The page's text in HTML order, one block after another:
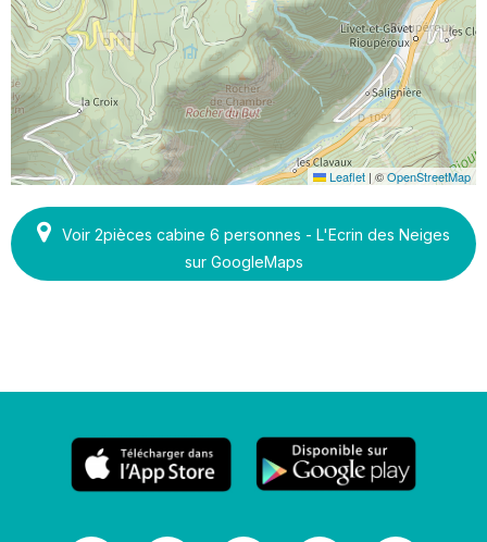
Leaflet |©OpenStreetMap
Voir 2pièces cabine 6 personnes - L'Ecrin des Neiges
sur GoogleMaps